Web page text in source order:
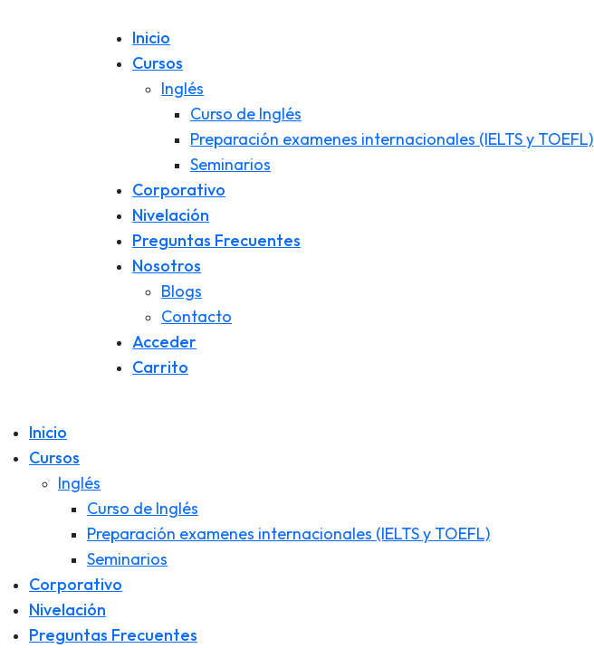
Inicio
Cursos
Inglés
Curso de Inglés
Preparación examenes internacionales (IELTS y TOEFL)
Seminarios
Corporativo
Nivelación
Preguntas Frecuentes
Nosotros
Blogs
Contacto
Acceder
Carrito
Inicio
Cursos
Inglés
Curso de Inglés
Preparación examenes internacionales (IELTS y TOEFL)
Seminarios
Corporativo
Nivelación
Preguntas Frecuentes